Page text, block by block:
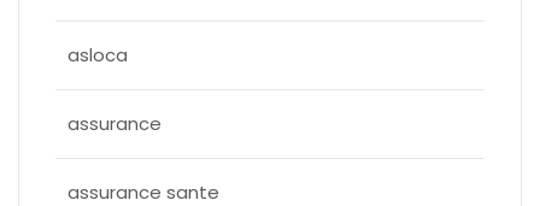
asloca
assurance
assurance sante